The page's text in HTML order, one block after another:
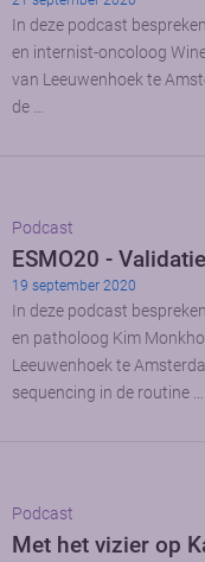
In deze podcast
en internist-oncoloog
van Leeuwenhoek te
de …
Podcast
ESMO20 -
19 september 2020
In deze podcast
en patholoog Kim
Leeuwenhoek te
sequencing in de routine …
Podcast
Met het vizier op